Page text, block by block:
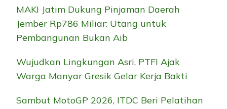
MAKI Jatim Dukung Pinjaman Daerah
Jember Rp786 Miliar: Utang untuk
Pembangunan Bukan Aib
Wujudkan Lingkungan Asri, PTFI Ajak
Warga Manyar Gresik Gelar Kerja Bakti
Sambut MotoGP 2026, ITDC Beri Pelatihan